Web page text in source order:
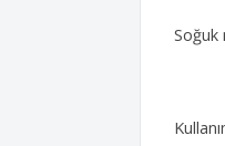
Soğuk